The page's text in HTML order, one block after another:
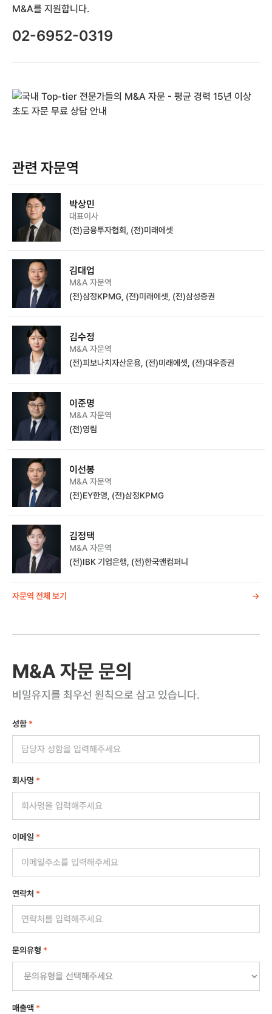
M&A를 지원합니다.
02-6952-0319
관련 자문역
박상민
대표이사
(전)금융투자협회, (전)미래에셋
김대업
M&A 자문역
(전)삼정KPMG, (전)미래에셋, (전)삼성증권
김수정
M&A 자문역
(전)피보나치자산운용, (전)미래에셋, (전)대우증권
이준명
M&A 자문역
(전)영림
이선봉
M&A 자문역
(전)EY한영, (전)삼정KPMG
김정택
M&A 자문역
(전)IBK 기업은행, (전)한국앤컴퍼니
자문역 전체 보기 ->
M&A 자문 문의
비밀유지를 최우선 원칙으로 삼고 있습니다.
성함 *
회사명 *
이메일 *
연락처 *
문의유형 *
매출액 *